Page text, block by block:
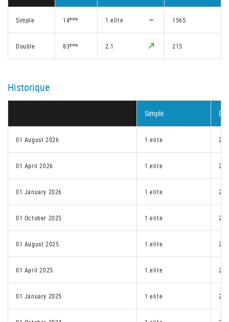
Simple 14ème 1.elite 1565
Double 83ème 2.1 215
Historique
Simple
01 August 2026 1.elite 2.1
01 April 2026 1.elite 2.2
01 January 2026 1.elite 2.2
01 October 2025 1.elite 2.2
01 August 2025 1.elite 2.1
01 April 2025 1.elite 2.1
01 January 2025 1.elite 2.1